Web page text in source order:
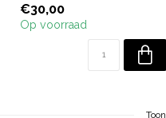
Verwijdert onzu...
€30,00
Op voorraad
Toon